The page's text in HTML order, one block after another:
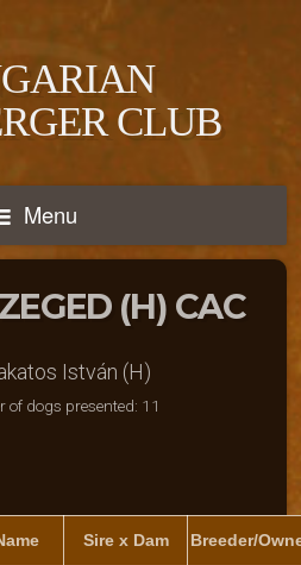
CLUB
Menu
(H) CAC
István (H)
of dogs presented: 11
Sire x Dam Breeder/